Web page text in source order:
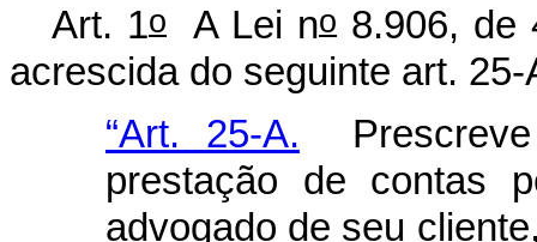
Art. 1o A Lei no 8.906, de
acrescida do seguinte art. 25-
“Art. 25-A.
prestação de contas
advogado de seu